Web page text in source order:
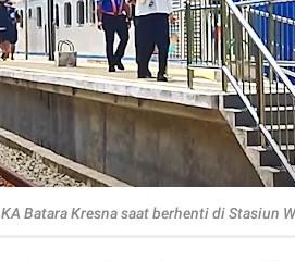
KA Batara Kresna saat berhenti di Stasiun